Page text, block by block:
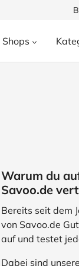
Shops
TUI
Haustierbedarf
Sport
Wohnen &
Warum du
Savoo.de
Bereits seit dem
von Savoo.de
auf und testet
Dabei sind